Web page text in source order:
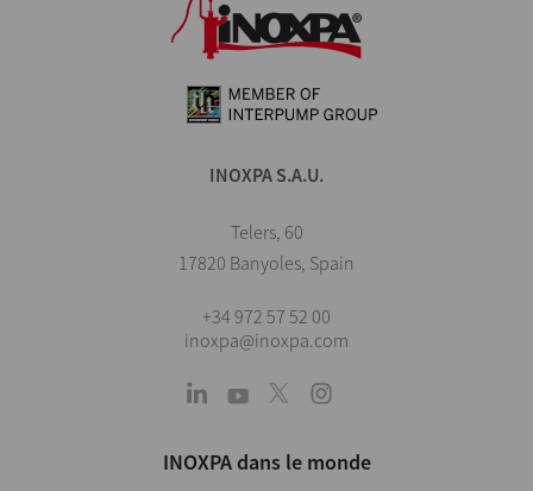
INOXPA S.A.U.
Telers, 60
17820 Banyoles, Spain
+34 972 57 52 00
inoxpa@inoxpa.com
INOXPA dans le monde